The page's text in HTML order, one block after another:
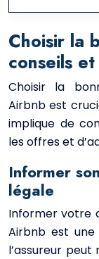
Choisir la
conseils
Choisir la
Airbnb est
implique de
les offres et
Informer
légale
Informer votre
Airbnb est une
l’assureur peut